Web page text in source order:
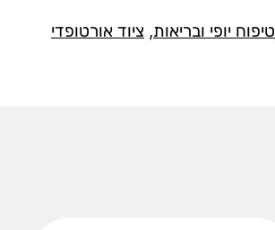
טיפוח יופי ובריאות, ציוד אורטופדי